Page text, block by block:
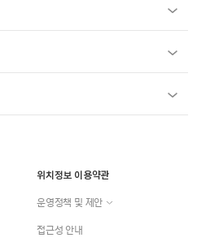
위치정보 이용약관
운영정책 및 제안
접근성 안내